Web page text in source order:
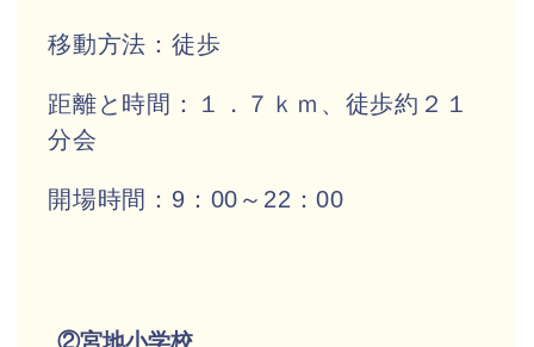
移動方法：徒歩
距離と時間：１．７ｋｍ、徒歩約２１
分会
開場時間：9：00～22：00